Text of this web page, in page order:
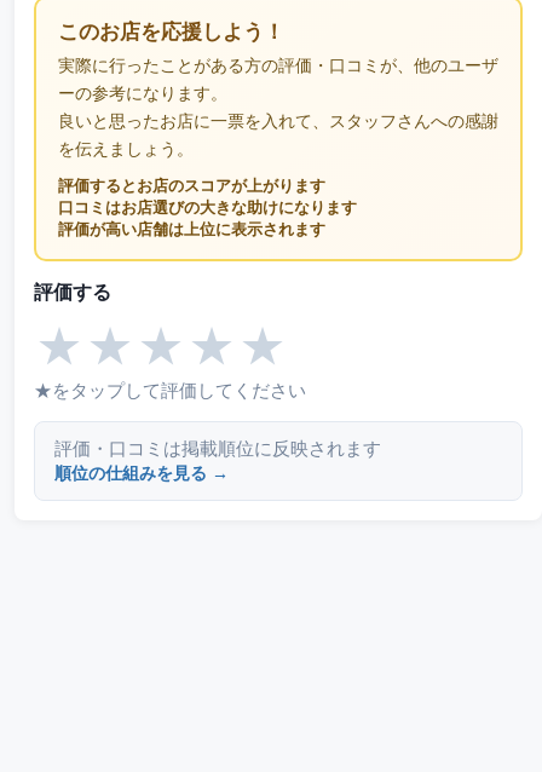
このお店を応援しよう！
実際に行ったことがある方の評価・口コミが、他のユーザ
ーの参考になります。
良いと思ったお店に一票を入れて、スタッフさんへの感謝
を伝えましょう。
評価するとお店のスコアが上がります
口コミはお店選びの大きな助けになります
評価が高い店舗は上位に表示されます
評価する
★ ★ ★ ★ ★
★をタップして評価してください
評価・口コミは掲載順位に反映されます
順位の仕組みを見る →